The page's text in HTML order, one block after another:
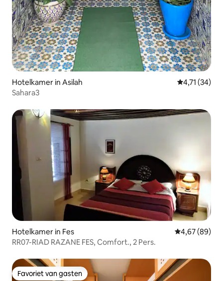
Hotelkamer in Asilah Gemiddelde
4,71 (34)
Sahara3
Hotelkamer in Fes Gemiddelde
4,67 (89)
RR07-RIAD RAZANE FES, Comfort., 2 Pers.
Favoriet van gasten
Favoriet van gasten